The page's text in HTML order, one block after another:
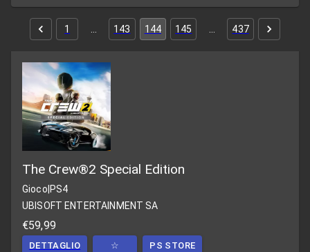
1 143 144 145 437
The Crew®2 Special Edition
Gioco|PS4
UBISOFT ENTERTAINMENT SA
€59,99
DETTAGLIO ☆ PS STORE